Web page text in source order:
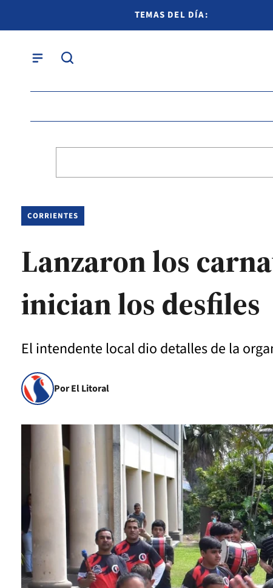
TEMAS DEL DÍA:
CORRIENTES
Lanzaron los
inician los desfiles
El intendente local dio detalles de la
Por El Litoral